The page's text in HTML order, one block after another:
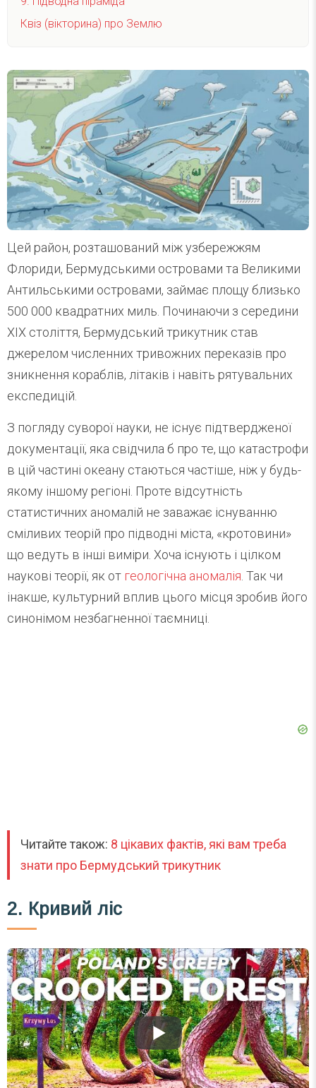
Квіз (вікторина) про Землю
Цей район, розташований між узбережжям
Флориди, Бермудськими островами та Великими
Антильськими островами, займає площу близько
500 000 квадратних миль. Починаючи з середини
XIX століття, Бермудський трикутник став
джерелом численних тривожних переказів про
зникнення кораблів, літаків і навіть рятувальних
експедицій.
З погляду суворої науки, не існує підтвердженої
документації, яка свідчила б про те, що катастрофи
в цій частині океану стаються частіше, ніж у будь-
якому іншому регіоні. Проте відсутність
статистичних аномалій не заважає існуванню
сміливих теорій про підводні міста, «кротовини»
що ведуть в інші виміри. Хоча існують і цілком
наукові теорії, як от геологічна аномалія . Так чи
інакше, культурний вплив цього місця зробив його
синонімом незбагненної таємниці.
Читайте також: 8 цікавих фактів, які вам треба
знати про Бермудський трикутник
2. Кривий ліс